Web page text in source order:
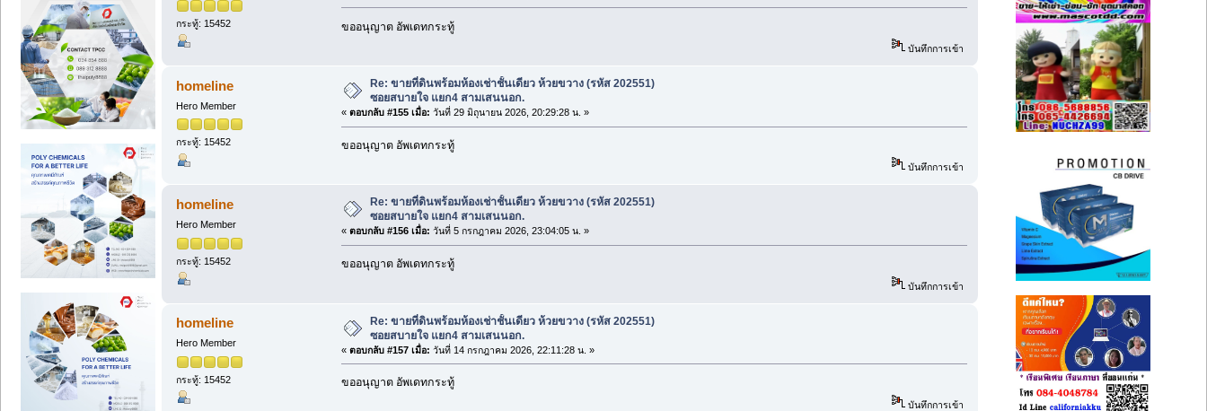
กระทู้: 15452 ขออนุญาต อัพเดทกระทู้
บันทึกการเข้า
homeline
Hero Member
กระทู้: 15452
Re: ขายที่ดินพร้อมห้องเช่าชั้นเดียว ห้วยขวาง (รหัส 202551)
ซอยสบายใจ แยก4 สามเสนนอก.
« ตอบกลับ #155 เมื่อ: วันที่ 29 มิถุนายน 2026, 20:29:28 น. »
ขออนุญาต อัพเดทกระทู้
บันทึกการเข้า
homeline
Hero Member
กระทู้: 15452
Re: ขายที่ดินพร้อมห้องเช่าชั้นเดียว ห้วยขวาง (รหัส 202551)
ซอยสบายใจ แยก4 สามเสนนอก.
« ตอบกลับ #156 เมื่อ: วันที่ 5 กรกฎาคม 2026, 23:04:05 น. »
ขออนุญาต อัพเดทกระทู้
บันทึกการเข้า
homeline
Hero Member
กระทู้: 15452
Re: ขายที่ดินพร้อมห้องเช่าชั้นเดียว ห้วยขวาง (รหัส 202551)
ซอยสบายใจ แยก4 สามเสนนอก.
« ตอบกลับ #157 เมื่อ: วันที่ 14 กรกฎาคม 2026, 22:11:28 น. »
ขออนุญาต อัพเดทกระทู้
บันทึกการเข้า